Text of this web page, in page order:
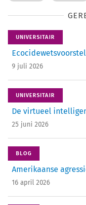
UNIVERSITAIR
Ecocidewetsvoorstel
9 juli 2026
UNIVERSITAIR
De virtueel
25 juni 2026
BLOG
Amerikaanse
16 april 2026